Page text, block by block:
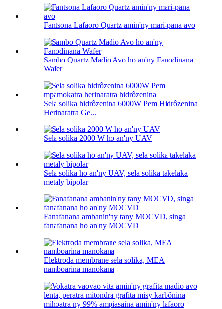
Fantsona Lafaoro Quartz amin'ny mari-pana avo
Sambo Quartz Madio Avo ho an'ny Fanodinana
Wafer
Sela solika hidrôzenina 6000W Pem Hidrôzenina
Herinaratra Ge...
Sela solika 2000 W ho an'ny UAV
Sela solika ho an'ny UAV, sela solika takelaka
metaly bipolar
Fanafanana ambanin'ny tany MOCVD, singa
fanafanana ho an'ny MOCVD
Elektroda membrane sela solika, MEA
namboarina manokana